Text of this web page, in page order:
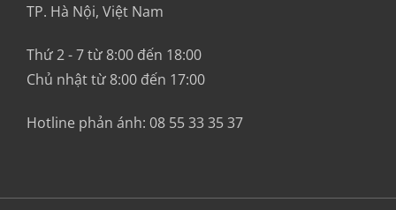
TP. Hà Nội, Việt Nam
Thứ 2 - 7 từ 8:00 đến 18:00
Chủ nhật từ 8:00 đến 17:00
Hotline phản ánh: 08 55 33 35 37